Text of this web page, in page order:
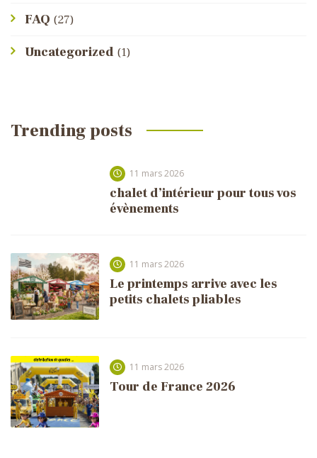
FAQ (27)
Uncategorized (1)
Trending posts
11 mars 2026
chalet d’intérieur pour tous vos
évènements
11 mars 2026
Le printemps arrive avec les
petits chalets pliables
11 mars 2026
Tour de France 2026